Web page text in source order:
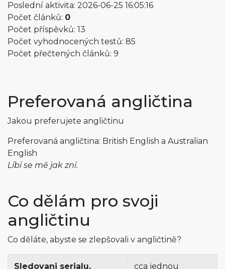
Poslední aktivita: 2026-06-25 16:05:16
Počet článků: 0
Počet příspěvků: 13
Počet vyhodnocených testů: 85
Počet přečtených článků: 9
Preferovaná angličtina
Jakou preferujete angličtinu
Preferovaná angličtina: British English a Australian
English
Líbí se mě jak zní.
Co dělám pro svoji
angličtinu
Co děláte, abyste se zlepšovali v angličtině?
Sledovani serialu,
cca jednou